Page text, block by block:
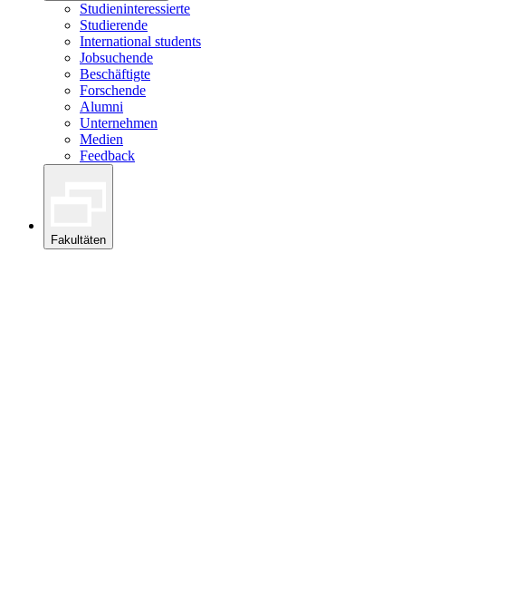
Studieninteressierte
Studierende
International students
Jobsuchende
Beschäftigte
Forschende
Alumni
Unternehmen
Medien
Feedback
Fakultäten